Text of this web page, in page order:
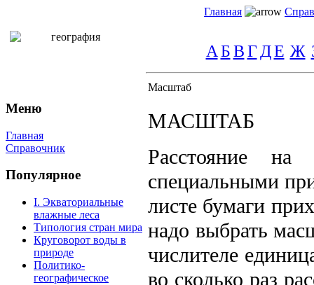
Главная
Меню
Главная
Справочник
Популярное
I. Экваториальные
влажные леса
Типология стран мира
Круговорот воды в
природе
Политико-
географическое
А БВГ ДЕ Ж
Масштаб
МАСШТАБ
Расстояние на
специальными
листе бумаги
надо выбрать
числителе
во сколько раз